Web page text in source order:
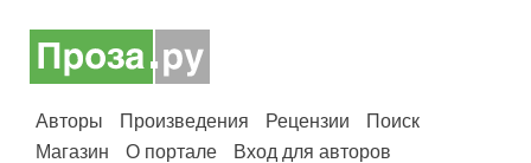
Авторы Произведения Рецензии
Поиск
Магазин
О портале Вход для авторов